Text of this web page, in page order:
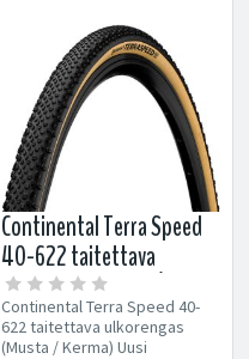
Continental Terra Speed
40-622 taitettava
ulkorengas (Musta /
Kerma)
Continental Terra Speed 40-
622 taitettava ulkorengas
(Musta / Kerma) Uusi